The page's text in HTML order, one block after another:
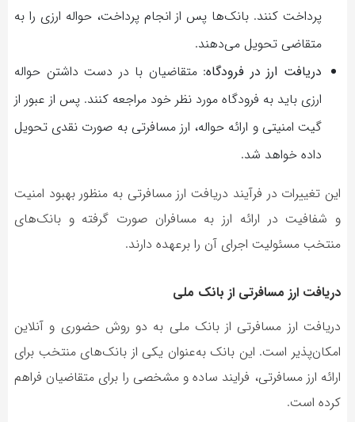
پرداخت کنند. بانک‌ها پس از انجام پرداخت، حواله ارزی را به
متقاضی تحویل می‌دهند.
دریافت ارز در فرودگاه: متقاضیان با در دست داشتن حواله
ارزی باید به فرودگاه مورد نظر خود مراجعه کنند. پس از عبور از
گیت امنیتی و ارائه حواله، ارز مسافرتی به صورت نقدی تحویل
داده خواهد شد.
این تغییرات در فرآیند دریافت ارز مسافرتی به منظور بهبود امنیت
و شفافیت در ارائه ارز به مسافران صورت گرفته و بانک‌های
منتخب مسئولیت اجرای آن را برعهده دارند.
دریافت ارز مسافرتی از بانک ملی
دریافت ارز مسافرتی از بانک ملی به دو روش حضوری و آنلاین
امکان‌پذیر است. این بانک به‌عنوان یکی از بانک‌های منتخب برای
ارائه ارز مسافرتی، فرایند ساده و مشخصی را برای متقاضیان فراهم
کرده است.